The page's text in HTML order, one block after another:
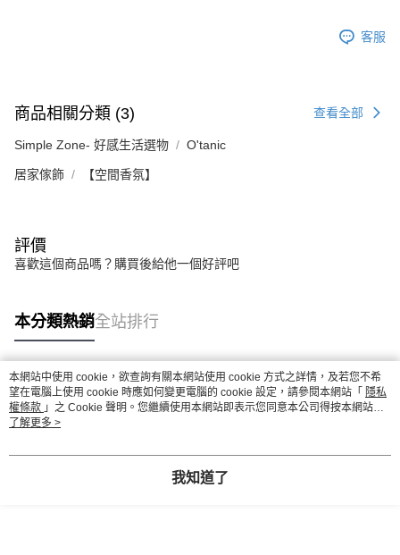
客服
商品相關分類 (3) 查看全部
Simple Zone- 好感生活選物 O'tanic
居家傢飾 【空間香氛】
評價
喜歡這個商品嗎？購買後給他一個好評吧
本分類熱銷全站排行
熱門標籤
本網站中使用 cookie，欲查詢有關本網站使用 cookie 方式之詳情，及若您不希
望在電腦上使用 cookie 時應如何變更電腦的 cookie 設定，請參閱本網站「 隱私
權條款 」之 Cookie 聲明。您繼續使用本網站即表示您同意本公司得按本網站使
用條款之 Cookie 聲明使用 cookie。
了解更多 >
我知道了